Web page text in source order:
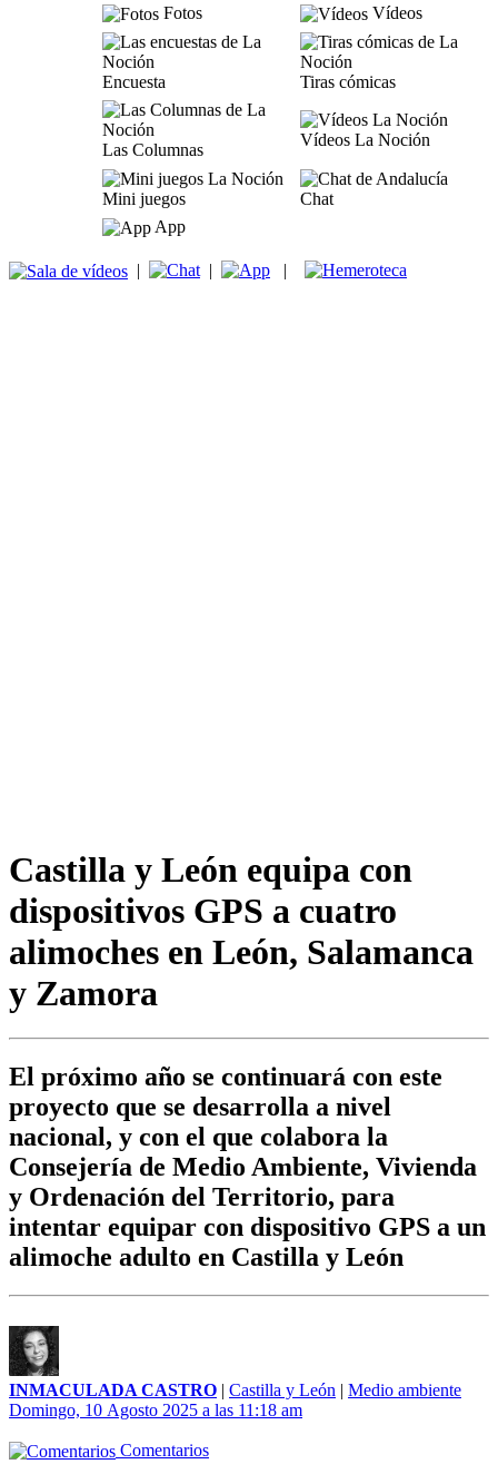
Fotos
Vídeos
Encuesta Tiras cómicas
Las Columnas
Vídeos La Noción
Mini juegos
Chat
App
| | |
Castilla y León equipa con
dispositivos GPS a cuatro
alimoches en León, Salamanca
y Zamora
El próximo año se continuará con este
proyecto que se desarrolla a nivel
nacional, y con el que colabora la
Consejería de Medio Ambiente, Vivienda
y Ordenación del Territorio, para
intentar equipar con dispositivo GPS a un
alimoche adulto en Castilla y León
INMACULADA CASTRO | Castilla y León | Medio ambiente
Domingo, 10 Agosto 2025 a las 11:18 am
Comentarios